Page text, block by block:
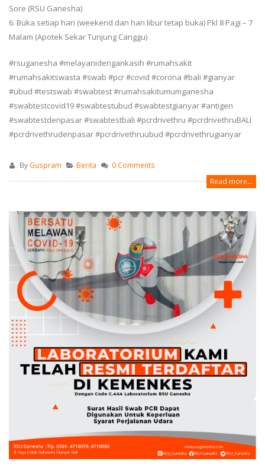
Sore (RSU Ganesha)
6. Buka setiap hari (weekend dan hari libur tetap buka) Pkl 8 Pagi – 7
Malam (Apotek Sekar Tunjung Canggu)
#rsuganesha #melayanidengankasih #rumahsakit
#rumahsakitswasta #swab #pcr #covid #corona #bali #gianyar
#ubud #testswab #swabtest #rumahsakitumumganesha
#swabtestcovid19 #swabtestubud #swabtestgianyar #antigen
#swabtestdenpasar #swabtestbali #pcrdrivethru #pcrdrivethruBALI
#pcrdrivethrudenpasar #pcrdrivethruubud #pcrdrivethrugianyar
By Guspram Berita 0 Comments
Read more...